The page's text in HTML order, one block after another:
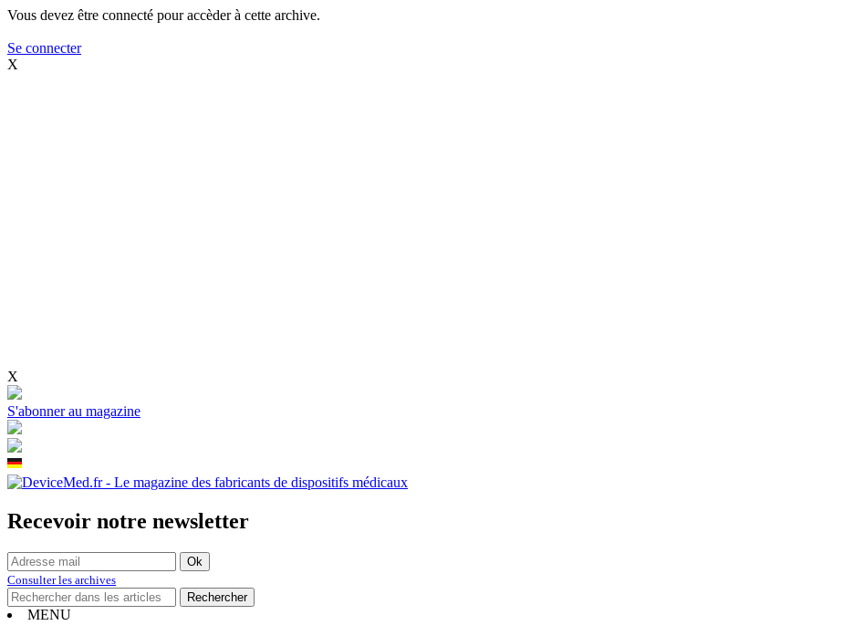
Vous devez être connecté pour accèder à cette archive.
Se connecter
X
X
S'abonner au magazine
Recevoir notre newsletter
Consulter les archives
MENU